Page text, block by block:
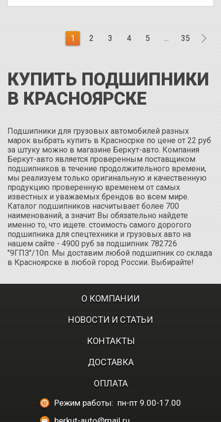
1 2 3 4 5 ... 35
КУПИТЬ ПОДШИПНИКИ
В КРАСНОЯРСКЕ
Подшипники для грузовых автомобилей разных
марок выбрать купить в Красносрке по цене от 22 руб
за штуку можно в магазине Беркут-авто. Компания
Беркут-авто является проверенным поставщиком
подшипников в течение продолжительного времени,
мы реализуем только оригинальную и качественную
продукцию проверенную временем от самых
известных и уважаемых брендов во всем мире.
Каталог подшипников насчитывает более 700
наименований, а значит Вы обязательно найдете
именно то, что ищете. стоимость самого дорогого
подшипника для спецтехники и грузовых авто на
нашем сайте - 4900 руб за подшипник 782726
"9ГПЗ"/10п. Мы доставим любой подшипник со склада
в Красноярске в любой город России. Выбирайте!
О КОМПАНИИ
НОВОСТИ И СТАТЬИ
КОНТАКТЫ
ДОСТАВКА
ОПЛАТА
Режим работы: пн-пт 9.00-17.00